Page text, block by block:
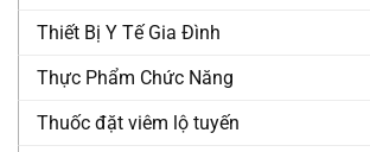
Thiết Bị Y Tế Gia Đình
Thực Phẩm Chức Năng
Thuốc đặt viêm lộ tuyến